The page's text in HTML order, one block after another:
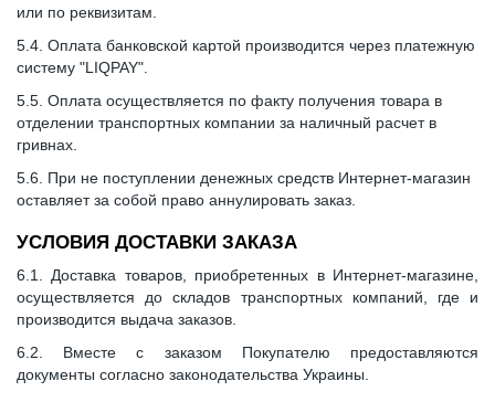
или по реквизитам.
5.4. Оплата банковской картой производится через платежную
систему "LIQPAY".
5.5. Оплата осуществляется по факту получения товара в
отделении транспортных компании за наличный расчет в
гривнах.
5.6. При не поступлении денежных средств Интернет-магазин
оставляет за собой право аннулировать заказ.
УСЛОВИЯ ДОСТАВКИ ЗАКАЗА
6.1. Доставка товаров, приобретенных в Интернет-магазине,
осуществляется до складов транспортных компаний, где и
производится выдача заказов.
6.2. Вместе с заказом Покупателю предоставляются
документы согласно законодательства Украины.